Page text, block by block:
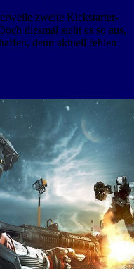
zweite Kickstarter-
diesmal sieht es so aus,
denn aktuell fehlen